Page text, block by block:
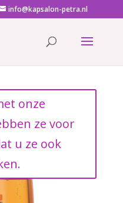
info@kapsalon-petra.nl
onze
ze voor
u ze ook